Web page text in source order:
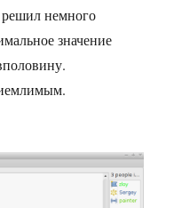
немного
значение